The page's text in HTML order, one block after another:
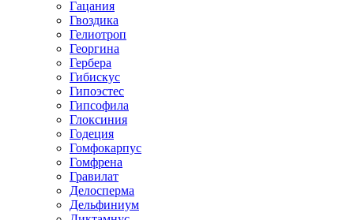
Гацания
Гвоздика
Гелиотроп
Георгина
Гербера
Гибискус
Гипоэстес
Гипсофила
Глоксиния
Годеция
Гомфокарпус
Гомфрена
Гравилат
Делосперма
Дельфиниум